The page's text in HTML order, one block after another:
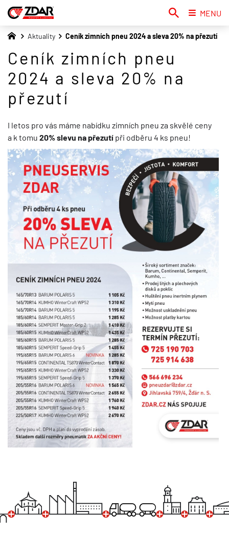
Aktuality Ceník zimních pneu 2024 a sleva 20% na přezutí
Ceník zimních pneu
2024 a sleva 20% na
přezutí
I letos pro vás máme nabídku zimních pneu za skvělé ceny
a k tomu 20% slevu na přezutí při odběru 4 ks pneu!
MENU